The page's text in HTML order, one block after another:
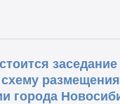
города